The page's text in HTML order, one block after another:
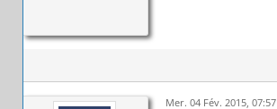
Mer. 04 Fév. 2015, 07:57